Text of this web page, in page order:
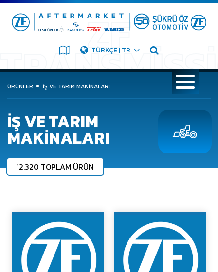
TÜRKÇE | TR
ÜRÜNLER İŞ VE TARIM MAKINALARI
İŞ VE TARIM
MAKINALARI
12,320 TOPLAM ÜRÜN